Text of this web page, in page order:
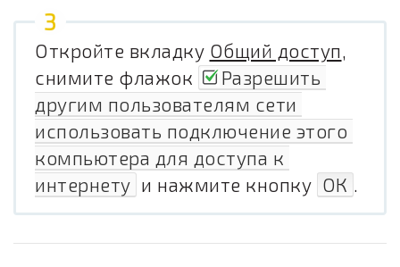
Откройте вкладку Общий доступ ,
снимите флажок
Разрешить
другим пользователям сети
использовать подключение этого
компьютера для доступа к
интернету и нажмите кнопку ОК .